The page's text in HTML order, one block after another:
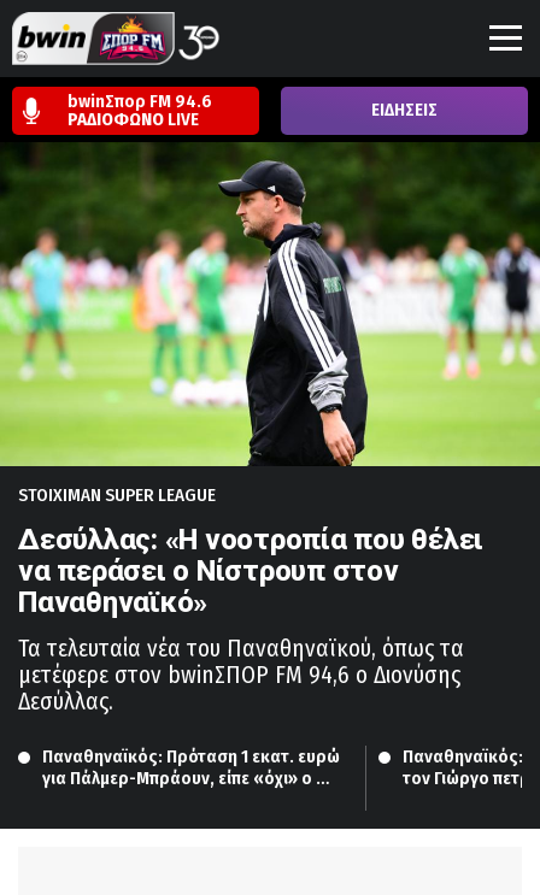
bwinΣπορ FM 94.6
ΡΑΔΙΟΦΩΝΟ LIVE ΕΙΔΗΣΕΙΣ
STOIXIMAN SUPER LEAGUE
Δεσύλλας: «Η νοοτροπία που θέλει
να περάσει ο Νίστρουπ στον
Παναθηναϊκό»
Τα τελευταία νέα του Παναθηναϊκού, όπως τα
μετέφερε στον bwinΣΠΟΡ FM 94,6 ο Διονύσης
Δεσύλλας.
Παναθηναϊκός: Πρόταση 1 εκατ. ευρώ
για Πάλμερ-Μπράουν, είπε «όχι» ο
Παναθηναϊκός:
τον Γιώργο